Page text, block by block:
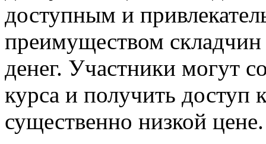
доступным и
преимуществом складчин
денег. Участники могут
курса и получить
существенно низкой